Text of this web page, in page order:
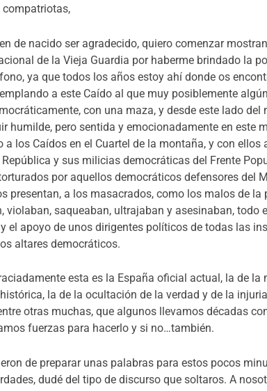
compatriotas,
de nacido ser agradecido, quiero comenzar
de la Vieja Guardia por haberme brindado la
ya que todos los años estoy ahí donde os
a este Caído al que muy posiblemente
con una maza, y desde este lado
humilde, pero sentida y emocionadamente en este
a los Caídos en el Cuartel de la montaña, y con
y sus milicias democráticas del Frente
por aquellos democráticos defensores del
presentan, a los masacrados, como los malos de
violaban, saqueaban, ultrajaban y asesinaban, todo
el apoyo de unos dirigentes políticos de todas las
altares democráticos.
esta es la España oficial actual, la de
la de la ocultación de la verdad y de la
otras muchas, que algunos llevamos décadas
fuerzas para hacerlo y si no…también.
de preparar unas palabras para estos pocos
dudé del tipo de discurso que soltaros. A